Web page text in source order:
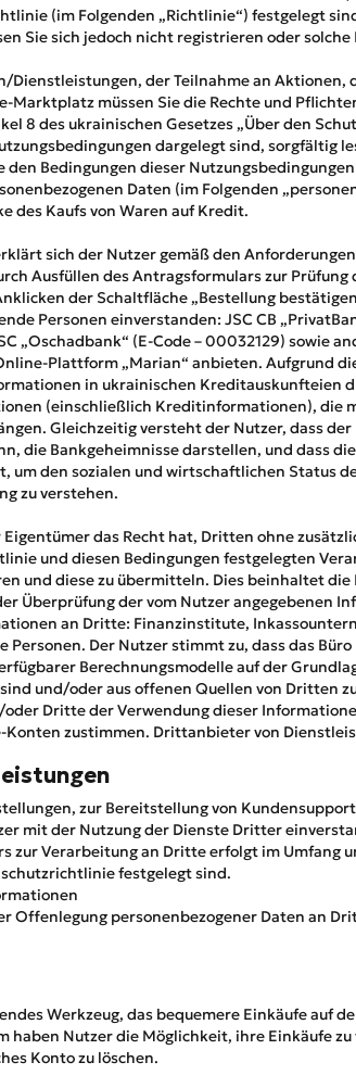
(im Folgenden „Richtlinie“) festgelegt
Sie sich jedoch nicht registrieren oder
Dienstleistungen, der Teilnahme an Aktionen,
müssen Sie die Rechte und
8 des ukrainischen Gesetzes „Über den
dargelegt sind, sorgfältig
den Bedingungen dieser
Daten (im Folgenden
des Kaufs von Waren auf Kredit.
sich der Nutzer gemäß den
Ausfüllen des Antragsformulars zur
der Schaltfläche „Bestellung
Personen einverstanden: JSC CB
„Oschadbank“ (E-Code – 00032129) sowie
Plattform „Marian“ anbieten. Aufgrund
in ukrainischen Kreditauskunfteien
(einschließlich Kreditinformationen), die
Gleichzeitig versteht der Nutzer, dass
die Bankgeheimnisse darstellen, und dass
um den sozialen und wirtschaftlichen Status
zu verstehen.
das Recht hat, Dritten ohne
und diesen Bedingungen festgelegten
und diese zu übermitteln. Dies beinhaltet
Überprüfung der vom Nutzer angegebenen
an Dritte: Finanzinstitute,
Der Nutzer stimmt zu, dass das
Berechnungsmodelle auf der
und/oder aus offenen Quellen von Dritten
oder Dritte der Verwendung dieser
zustimmen. Drittanbieter von
zur Bereitstellung von
mit der Nutzung der Dienste Dritter
zur Verarbeitung an Dritte erfolgt im Umfang
festgelegt sind.
Offenlegung personenbezogener Daten an
Werkzeug, das bequemere Einkäufe auf
haben Nutzer die Möglichkeit, ihre Einkäufe zu
Konto zu löschen.